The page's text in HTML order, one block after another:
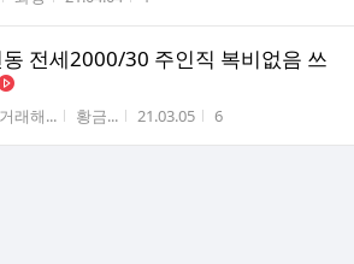
전세2000/30 주인직 복비없음 쓰
래해... 작성자
황금... 작성시간
21.03.05 조회수
6